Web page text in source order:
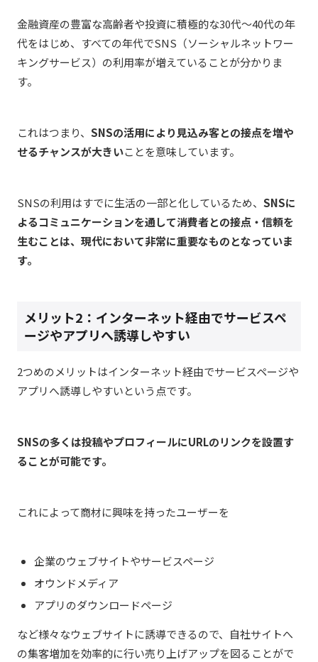
金融資産の豊富な高齢者や投資に積極的な30代～40代の年
代をはじめ、すべての年代でSNS（ソーシャルネットワー
キングサービス）の利用率が増えていることが分かりま
す。
これはつまり、 SNSの活用により見込み客との接点を増や
せるチャンスが大きいことを意味しています。
SNSの利用はすでに生活の一部と化しているため、 SNSに
よるコミュニケーションを通して消費者との接点・信頼を
生むことは、現代において非常に重要なものとなっていま
す。
メリット2：インターネット経由でサービスペ
ージやアプリへ誘導しやすい
2つめのメリットはインターネット経由でサービスページや
アプリへ誘導しやすいという点です。
SNSの多くは投稿やプロフィールにURLのリンクを設置す
ることが可能です。
これによって商材に興味を持ったユーザーを
企業のウェブサイトやサービスページ
オウンドメディア
アプリのダウンロードページ
など様々なウェブサイトに誘導できるので、自社サイトへ
の集客増加を効率的に行い売り上げアップを図ることがで